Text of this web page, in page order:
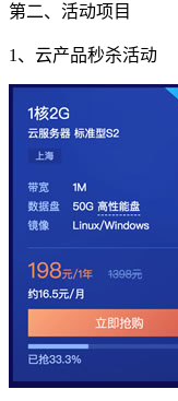
第二、活动项目
1、云产品秒杀活动